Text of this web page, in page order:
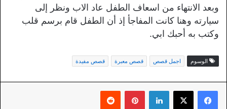
وبعد الانتهاء من اسعاف الطفل عاد الاب ونظر إلى
سيارته وهنا كانت المفاجأ إذ أن الطفل قام برسم قلب
وكتب به أحبك ابي.
الوسوم اجمل قصص قصص معبرة قصص مفيدة
لينكدإن بينتيريست